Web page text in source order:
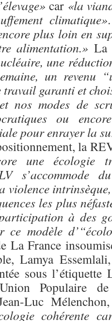
car«la
climatique»
plus loin en
alimentation.»
une
un revenu
travail garanti et
nos modes de
ou
pour enrayer la
la
une écologie
s’accommode
violence
les plus
à des
ce modèle
La France
Lamya
sous
Populaire
Luc
cohérente